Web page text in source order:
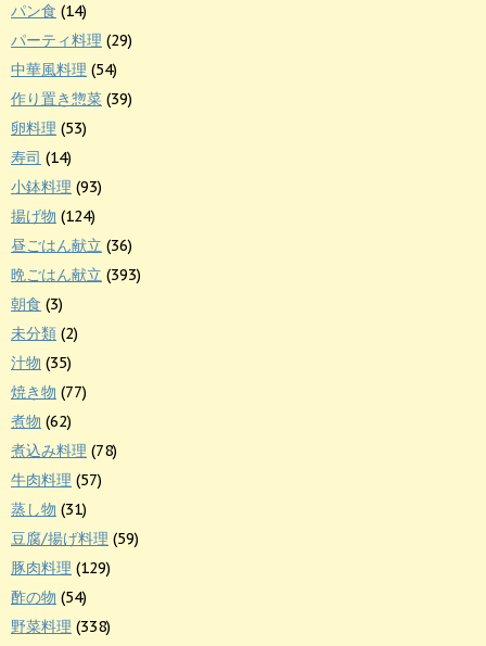
パン食 (14)
パーティ料理 (29)
中華風料理 (54)
作り置き惣菜 (39)
卵料理 (53)
寿司 (14)
小鉢料理 (93)
揚げ物 (124)
昼ごはん献立 (36)
晩ごはん献立 (393)
朝食 (3)
未分類 (2)
汁物 (35)
焼き物 (77)
煮物 (62)
煮込み料理 (78)
牛肉料理 (57)
蒸し物 (31)
豆腐/揚げ料理 (59)
豚肉料理 (129)
酢の物 (54)
野菜料理 (338)